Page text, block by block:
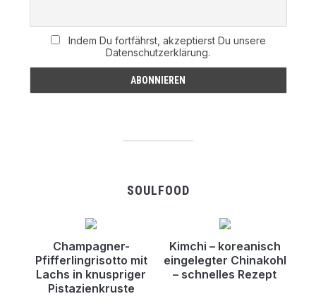
Indem Du fortfährst, akzeptierst Du unsere
Datenschutzerklärung.
SOULFOOD
Champagner-
Pfifferlingrisotto mit
Lachs in knuspriger
Pistazienkruste
Kimchi – koreanisch
eingelegter Chinakohl
– schnelles Rezept